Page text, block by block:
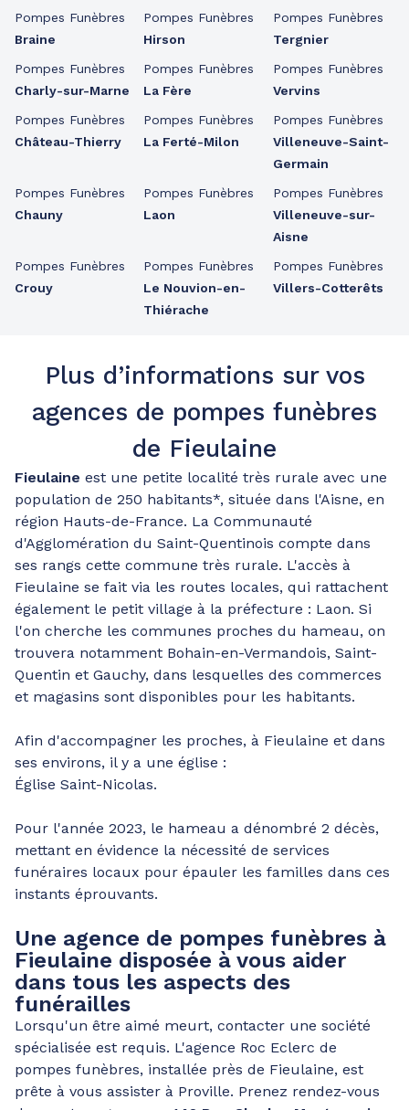
Pompes Funèbres
Braine
Pompes Funèbres
Charly-sur-Marne
Pompes Funèbres
Château-Thierry
Pompes Funèbres
Chauny
Pompes Funèbres
Crouy
Pompes Funèbres
Hirson
Pompes Funèbres
La Fère
Pompes Funèbres
La Ferté-Milon
Pompes Funèbres
Laon
Pompes Funèbres
Le Nouvion-en-
Thiérache
Pompes Funèbres
Tergnier
Pompes Funèbres
Vervins
Pompes Funèbres
Villeneuve-Saint-
Germain
Pompes Funèbres
Villeneuve-sur-
Aisne
Pompes Funèbres
Villers-Cotterêts
Plus d’informations sur vos
agences de pompes funèbres
de Fieulaine
Fieulaine est une petite localité très rurale avec une
population de 250 habitants*, située dans l'Aisne, en
région Hauts-de-France. La Communauté
d'Agglomération du Saint-Quentinois compte dans
ses rangs cette commune très rurale. L'accès à
Fieulaine se fait via les routes locales, qui rattachent
également le petit village à la préfecture : Laon. Si
l'on cherche les communes proches du hameau, on
trouvera notamment Bohain-en-Vermandois, Saint-
Quentin et Gauchy, dans lesquelles des commerces
et magasins sont disponibles pour les habitants.
Afin d'accompagner les proches, à Fieulaine et dans
ses environs, il y a une église :
Église Saint-Nicolas.
Pour l'année 2023, le hameau a dénombré 2 décès,
mettant en évidence la nécessité de services
funéraires locaux pour épauler les familles dans ces
instants éprouvants.
Une agence de pompes funèbres à
Fieulaine disposée à vous aider
dans tous les aspects des
funérailles
Lorsqu'un être aimé meurt, contacter une société
spécialisée est requis. L'agence Roc Eclerc de
pompes funèbres, installée près de Fieulaine, est
prête à vous assister à Proville. Prenez rendez-vous